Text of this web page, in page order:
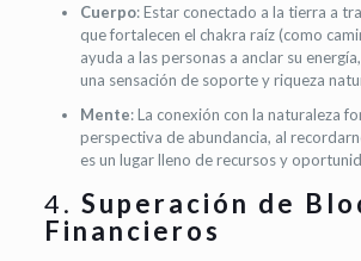
Cuerpo: Estar conectado a la tierra a
que fortalecen el chakra raíz (como
ayuda a las personas a anclar su
una sensación de soporte y riqueza
Mente: La conexión con la naturaleza
perspectiva de abundancia, al
es un lugar lleno de recursos y
4. Superación de
Financieros